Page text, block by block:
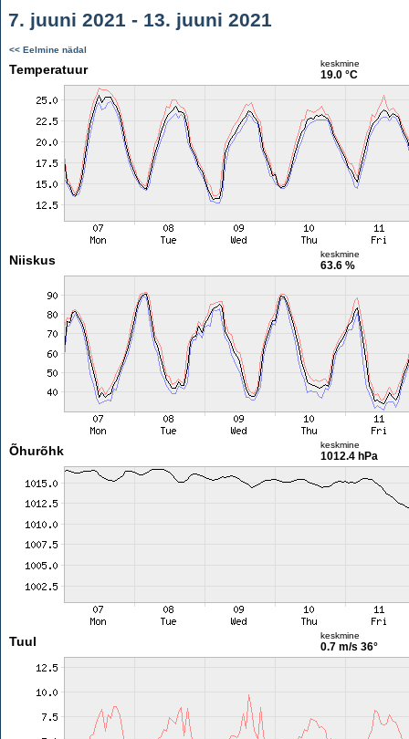
7. juuni 2021 - 13. juuni 2021
<< Eelmine nädal
Temperatuur keskmine
19.0 °C
Niiskus keskmine
63.6 %
Õhurõhk keskmine
1012.4 hPa
Tuul keskmine
0.7 m/s 36°